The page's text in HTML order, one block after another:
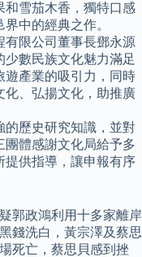
和雪茄木香，獨特口感
中的經典之作。
有限公司董事長鄧永源
數民族文化魅力滿足
遊產業的吸引力，同時
化、弘揚文化，助推廣
的歷史研究知識，並對
團體感謝文化局給予多
提供指導，讓申報有序
郭政鴻利用十多家離岸
錢洗白，黃宗澤及蔡思
死亡，蔡思貝感到挫